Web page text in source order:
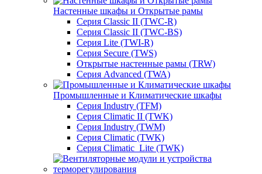
Настенные шкафы и Открытые рамы
Серия Classic II (TWC-R)
Серия Classic II (TWC-BS)
Серия Lite (TWI-R)
Серия Secure (TWS)
Открытые настенные рамы (TRW)
Серия Advanced (TWA)
Промышленные и Климатические шкафы
Серия Industry (TFM)
Серия Climatic II (TWK)
Серия Industry (TWM)
Серия Climatic (TWK)
Серия Climatic_Lite (TWK)